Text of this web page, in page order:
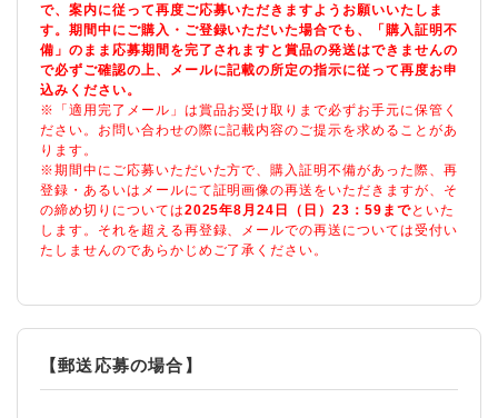
で、案内に従って再度ご応募いただきますようお願いいたしま
す。期間中にご購入・ご登録いただいた場合でも、「購入証明不
備」のまま応募期間を完了されますと賞品の発送はできませんの
で必ずご確認の上、メールに記載の所定の指示に従って再度お申
込みください。
※「適用完了メール」は賞品お受け取りまで必ずお手元に保管く
ださい。お問い合わせの際に記載内容のご提示を求めることがあ
ります。
※期間中にご応募いただいた方で、購入証明不備があった際、再
登録・あるいはメールにて証明画像の再送をいただきますが、そ
の締め切りについては2025年8月24日（日）23：59までといた
します。それを超える再登録、メールでの再送については受付い
たしませんのであらかじめご了承ください。
【郵送応募の場合】